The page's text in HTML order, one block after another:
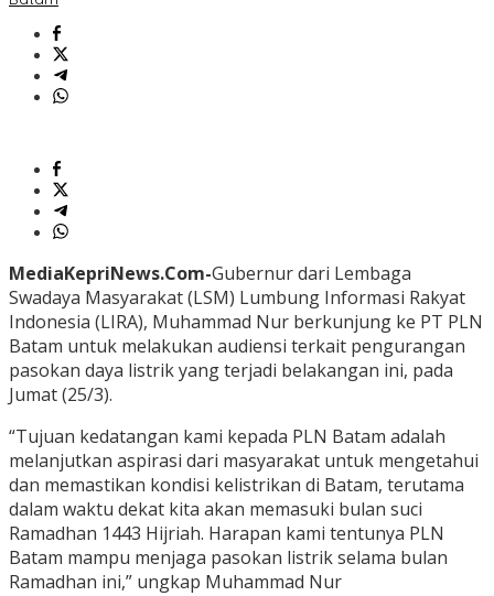
MediaKepriNews.Com-Gubernur dari Lembaga
Swadaya Masyarakat (LSM) Lumbung Informasi Rakyat
Indonesia (LIRA), Muhammad Nur berkunjung ke PT PLN
Batam untuk melakukan audiensi terkait pengurangan
pasokan daya listrik yang terjadi belakangan ini, pada
Jumat (25/3).
“Tujuan kedatangan kami kepada PLN Batam adalah
melanjutkan aspirasi dari masyarakat untuk mengetahui
dan memastikan kondisi kelistrikan di Batam, terutama
dalam waktu dekat kita akan memasuki bulan suci
Ramadhan 1443 Hijriah. Harapan kami tentunya PLN
Batam mampu menjaga pasokan listrik selama bulan
Ramadhan ini,” ungkap Muhammad Nur